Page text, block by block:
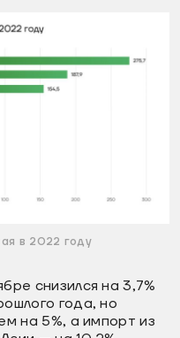
в 2022 году
снизился на 3,7%
года, но
на 5%, а импорт из